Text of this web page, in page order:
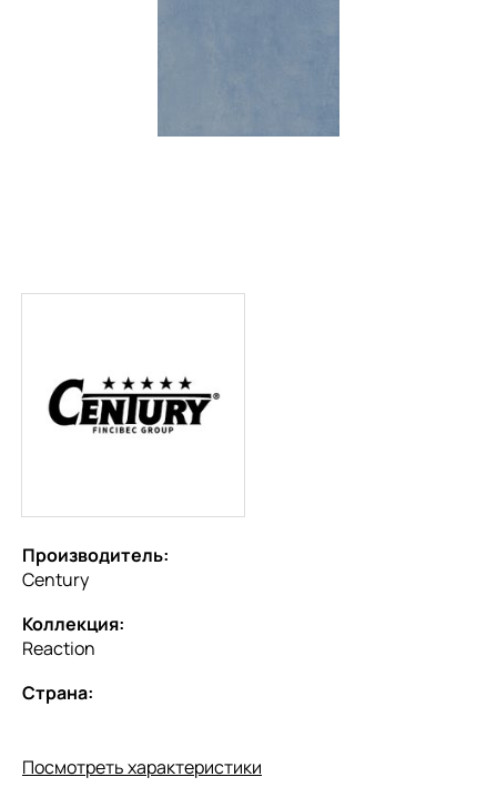
Производитель:
Century
Коллекция:
Reaction
Страна:
Посмотреть характеристики